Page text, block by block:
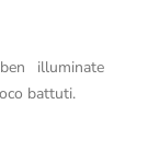
illuminate
battuti.